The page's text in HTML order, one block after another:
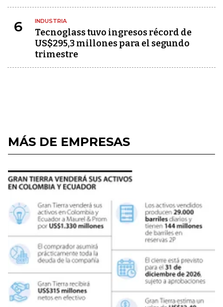
6 INDUSTRIA
Tecnoglass tuvo ingresos récord de
US$295,3 millones para el segundo
trimestre
MÁS DE EMPRESAS